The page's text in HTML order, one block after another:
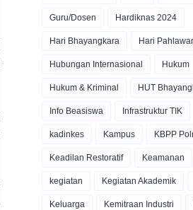
Guru/Dosen Hardiknas 2024
Hari Bhayangkara Hari
Hubungan Internasional Hukum
Hukum & Kriminal HUT
Info Beasiswa Infrastruktur TIK
kadinkes Kampus KBPP
Keadilan Restoratif Keamanan
kegiatan Kegiatan Akademik
Keluarga Kemitraan Industri